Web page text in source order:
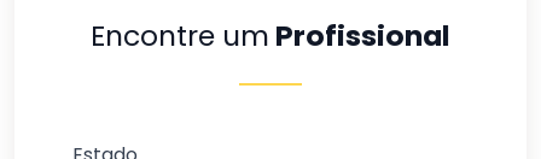
Encontre um Profissional